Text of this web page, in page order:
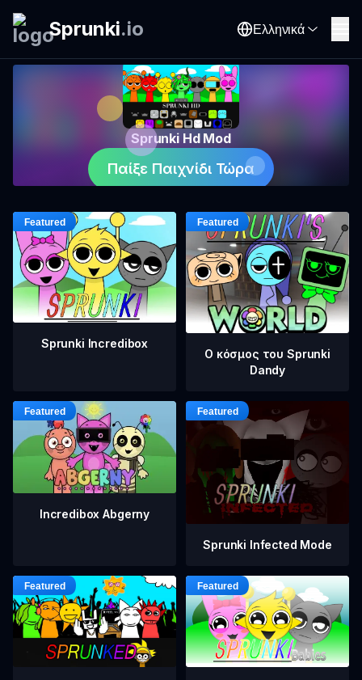
Sprunki.io Ελληνικά
Sprunki Hd Mod
Παίξε Παιχνίδι Τώρα
Sprunki Incredibox
Ο κόσμος του Sprunki
Dandy
Incredibox Abgerny
Sprunki Infected Mode